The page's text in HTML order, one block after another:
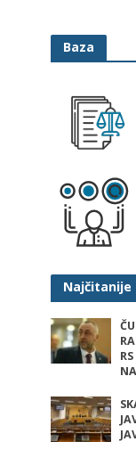
Baza
Najčitanije